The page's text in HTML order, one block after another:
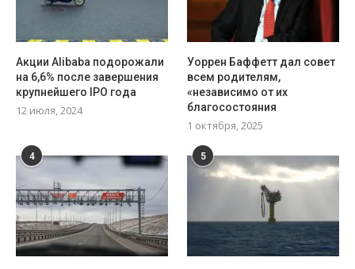
Акции Alibaba подорожали
на 6,6% после завершения
крупнейшего IPO года
12 июля, 2024
Уоррен Баффетт дал совет
всем родителям,
«независимо от их
благосостояния
1 октября, 2025
4 5